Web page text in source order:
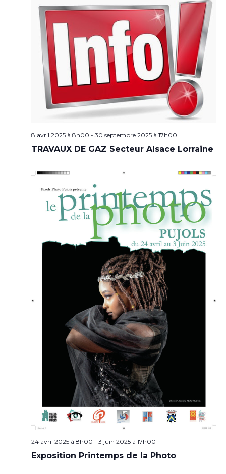
8 avril 2025 à 8h00 - 30 septembre 2025 à 17h00
TRAVAUX DE GAZ Secteur Alsace Lorraine
24 avril 2025 à 8h00 - 3 juin 2025 à 17h00
Exposition Printemps de la Photo